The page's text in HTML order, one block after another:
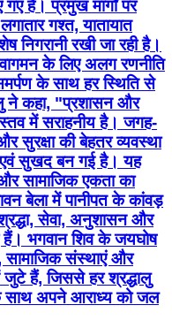
हैं। प्रमुख मार्गों पर
गश्त, यातायात
निगरानी रखी जा रही है।
के लिए अलग रणनीति
के साथ हर स्थिति से
ने कहा, "प्रशासन और
में सराहनीय है। जगह-
सुरक्षा की बेहतर व्यवस्था
सुखद बन गई है। यह
सामाजिक एकता का
बेला में पानीपत के कांवड़
सेवा, अनुशासन और
भगवान शिव के जयघोष
सामाजिक संस्थाएं और
हैं, जिससे हर श्रद्धालु
साथ अपने आराध्य को जल